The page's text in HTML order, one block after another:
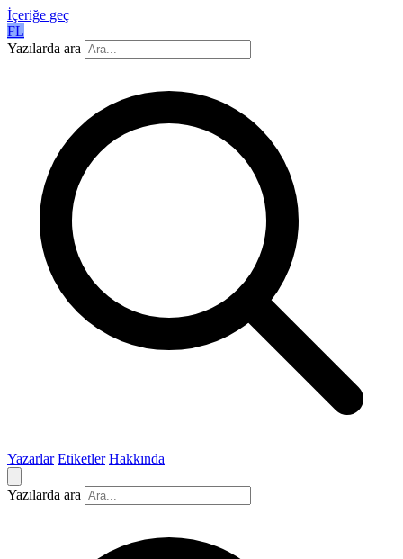
İçeriğe geç
FL
Yazılarda ara
Yazarlar Etiketler Hakkında
Yazılarda ara